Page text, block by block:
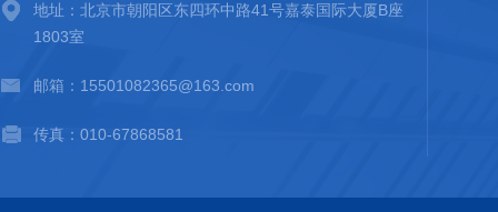
地址：北京市朝阳区东四环中路41号嘉泰国际大厦B座
1803室
邮箱：15501082365@163.com
传真：010-67868581